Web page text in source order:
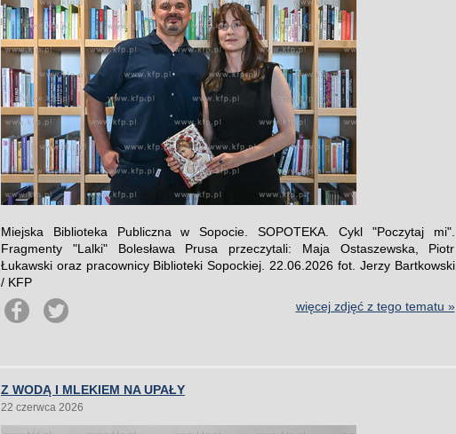
Miejska Biblioteka Publiczna w Sopocie. SOPOTEKA. Cykl "Poczytaj mi".
Fragmenty "Lalki" Bolesława Prusa przeczytali: Maja Ostaszewska, Piotr
Łukawski oraz pracownicy Biblioteki Sopockiej. 22.06.2026 fot. Jerzy Bartkowski
/ KFP
więcej zdjęć z tego tematu »
Z WODĄ I MLEKIEM NA UPAŁY
22 czerwca 2026